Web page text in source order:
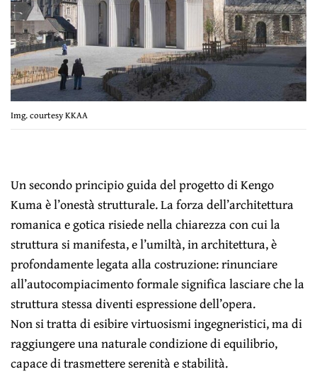
Img. courtesy KKAA
Un secondo principio guida del progetto di Kengo
Kuma è l’onestà strutturale. La forza dell’architettura
romanica e gotica risiede nella chiarezza con cui la
struttura si manifesta, e l’umiltà, in architettura, è
profondamente legata alla costruzione: rinunciare
all’autocompiacimento formale significa lasciare che la
struttura stessa diventi espressione dell’opera.
Non si tratta di esibire virtuosismi ingegneristici, ma di
raggiungere una naturale condizione di equilibrio,
capace di trasmettere serenità e stabilità.